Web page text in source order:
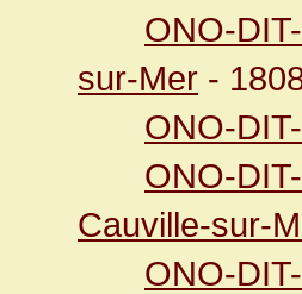
ONO-
sur-Mer -
ONO-
ONO-
Cauville-sur-
ONO-